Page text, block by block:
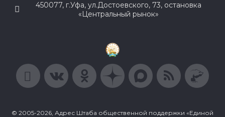
450077, г.Уфа, ул.Достоевского, 73, остановка
«Центральный рынок»
© 2005-2026, Адрес Штаба общественной поддержки «Единой